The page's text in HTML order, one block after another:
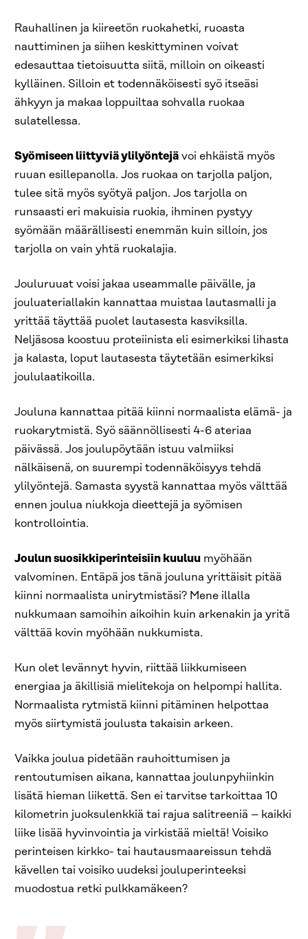
Rauhallinen ja kiireetön ruokahetki, ruoasta
nauttiminen ja siihen keskittyminen voivat
edesauttaa tietoisuutta siitä, milloin on oikeasti
kylläinen. Silloin et todennäköisesti syö itseäsi
ähkyyn ja makaa loppuiltaa sohvalla ruokaa
sulatellessa.
Syömiseen liittyviä ylilyöntejä voi ehkäistä myös
ruuan esillepanolla. Jos ruokaa on tarjolla paljon,
tulee sitä myös syötyä paljon. Jos tarjolla on
runsaasti eri makuisia ruokia, ihminen pystyy
syömään määrällisesti enemmän kuin silloin, jos
tarjolla on vain yhtä ruokalajia.
Jouluruuat voisi jakaa useammalle päivälle, ja
jouluateriallakin kannattaa muistaa lautasmalli ja
yrittää täyttää puolet lautasesta kasviksilla.
Neljäsosa koostuu proteiinista eli esimerkiksi lihasta
ja kalasta, loput lautasesta täytetään esimerkiksi
joululaatikoilla.
Jouluna kannattaa pitää kiinni normaalista elämä- ja
ruokarytmistä. Syö säännöllisesti 4-6 ateriaa
päivässä. Jos joulupöytään istuu valmiiksi
nälkäisenä, on suurempi todennäköisyys tehdä
ylilyöntejä. Samasta syystä kannattaa myös välttää
ennen joulua niukkoja dieettejä ja syömisen
kontrollointia.
Joulun suosikkiperinteisiin kuuluu myöhään
valvominen. Entäpä jos tänä jouluna yrittäisit pitää
kiinni normaalista unirytmistäsi? Mene illalla
nukkumaan samoihin aikoihin kuin arkenakin ja yritä
välttää kovin myöhään nukkumista.
Kun olet levännyt hyvin, riittää liikkumiseen
energiaa ja äkillisiä mielitekoja on helpompi hallita.
Normaalista rytmistä kiinni pitäminen helpottaa
myös siirtymistä joulusta takaisin arkeen.
Vaikka joulua pidetään rauhoittumisen ja
rentoutumisen aikana, kannattaa joulunpyhiinkin
lisätä hieman liikettä. Sen ei tarvitse tarkoittaa 10
kilometrin juoksulenkkiä tai rajua salitreeniä – kaikki
liike lisää hyvinvointia ja virkistää mieltä! Voisiko
perinteisen kirkko- tai hautausmaareissun tehdä
kävellen tai voisiko uudeksi jouluperinteeksi
muodostua retki pulkkamäkeen?